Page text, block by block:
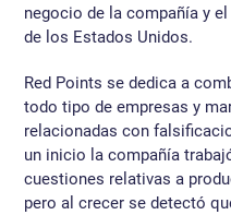
negocio de la compañía y
de los Estados Unidos.
Red Points se dedica a
todo tipo de empresas y
relacionadas con
un inicio la compañía
cuestiones relativas a
pero al crecer se detectó